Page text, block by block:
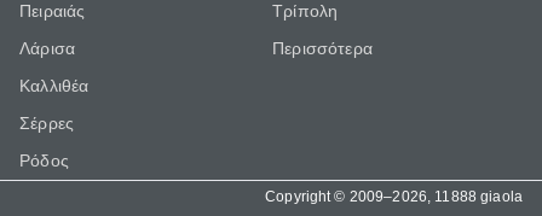
Πειραιάς
Λάρισα
Καλλιθέα
Σέρρες
Ρόδος
Τρίπολη
Περισσότερα
Copyright © 2009–2026, 11888 giaola